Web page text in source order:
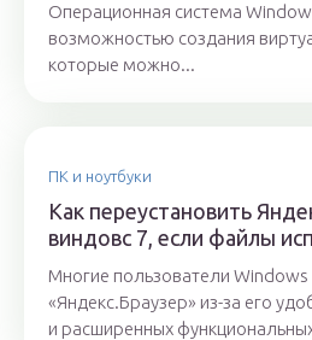
Операционная система
возможностью создания
которые можно...
ПК и ноутбуки
Как переустановить
виндовс 7, если файлы
Многие пользователи
«Яндекс.Браузер» из-за его
и расширенных